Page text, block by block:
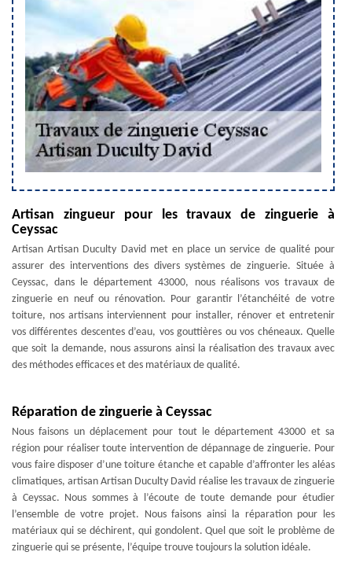
Artisan zingueur pour les travaux de zinguerie à
Ceyssac
Artisan Artisan Duculty David met en place un service de qualité pour
assurer des interventions des divers systèmes de zinguerie. Située à
Ceyssac, dans le département 43000, nous réalisons vos travaux de
zinguerie en neuf ou rénovation. Pour garantir l’étanchéité de votre
toiture, nos artisans interviennent pour installer, rénover et entretenir
vos différentes descentes d’eau, vos gouttières ou vos chéneaux. Quelle
que soit la demande, nous assurons ainsi la réalisation des travaux avec
des méthodes efficaces et des matériaux de qualité.
Réparation de zinguerie à Ceyssac
Nous faisons un déplacement pour tout le département 43000 et sa
région pour réaliser toute intervention de dépannage de zinguerie. Pour
vous faire disposer d’une toiture étanche et capable d’affronter les aléas
climatiques, artisan Artisan Duculty David réalise les travaux de zinguerie
à Ceyssac. Nous sommes à l’écoute de toute demande pour étudier
l’ensemble de votre projet. Nous faisons ainsi la réparation pour les
matériaux qui se déchirent, qui gondolent. Quel que soit le problème de
zinguerie qui se présente, l’équipe trouve toujours la solution idéale.